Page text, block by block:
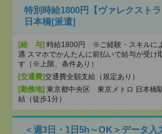
特別時給1800円【ヴァレクスト
日本橋[派遣]
[給 与] 時給1800円 ※ご経験・スキルに
遇 スマホでかんたんに前払いで給与が受け
す（※上限、条件あり）
[交通費]交通費全額支給（規定あり）
[勤務地] 東京都中央区 東京メトロ 日本橋
結（徒歩1分）
＜週3日・1日5h～OK＞データ入